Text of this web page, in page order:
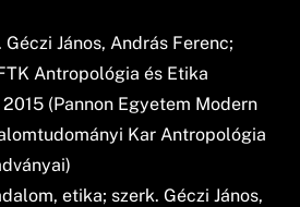
János, András Ferenc;
Antropológia és Etika
(Pannon Egyetem Modern
Kar Antropológia
etika; szerk. Géczi János,